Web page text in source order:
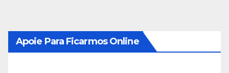
Apoie Para Ficarmos Online